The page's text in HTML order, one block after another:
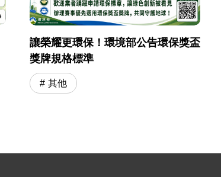
讓榮耀更環保！環境部公告環保獎盃
獎牌規格標準
其他